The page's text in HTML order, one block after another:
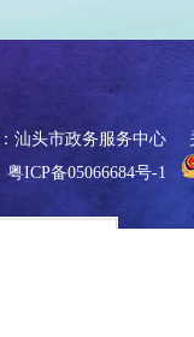
汕头市政务服务中心
ICP备05066684号-1